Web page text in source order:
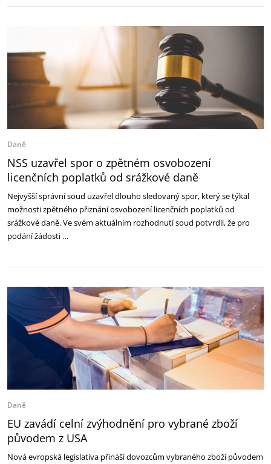
Daně
NSS uzavřel spor o zpětném osvobození
licenčních poplatků od srážkové daně
Nejvyšší správní soud uzavřel dlouho sledovaný spor, který se týkal
možnosti zpětného přiznání osvobození licenčních poplatků od
srážkové daně. Ve svém aktuálním rozhodnutí soud potvrdil, že pro
podání žádosti …
Daně
EU zavádí celní zvýhodnění pro vybrané zboží
původem z USA
Nová evropská legislativa přináší dovozcům vybraného zboží původem